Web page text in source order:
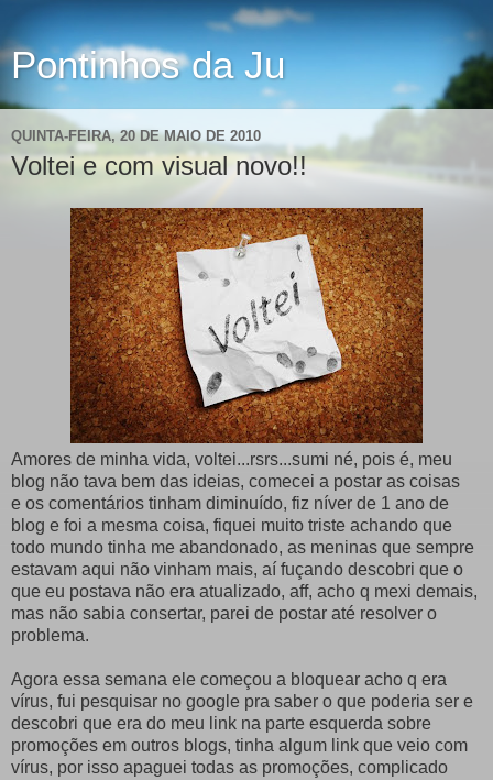
Pontinhos da Ju
QUINTA-FEIRA, 20 DE MAIO DE 2010
Voltei e com visual novo!!
Amores de minha vida, voltei...rsrs...sumi né, pois é, meu
blog não tava bem das ideias, comecei a postar as coisas
e os comentários tinham diminuído, fiz níver de 1 ano de
blog e foi a mesma coisa, fiquei muito triste achando que
todo mundo tinha me abandonado, as meninas que sempre
estavam aqui não vinham mais, aí fuçando descobri que o
que eu postava não era atualizado, aff, acho q mexi demais,
mas não sabia consertar, parei de postar até resolver o
problema.
Agora essa semana ele começou a bloquear acho q era
vírus, fui pesquisar no google pra saber o que poderia ser e
descobri que era do meu link na parte esquerda sobre
promoções em outros blogs, tinha algum link que veio com
vírus, por isso apaguei todas as promoções, complicado